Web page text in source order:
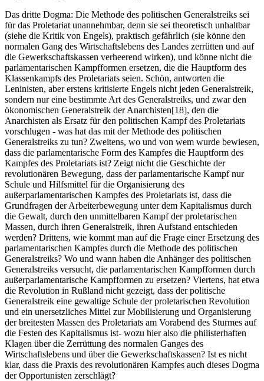
Das dritte Dogma: Die Methode des politischen Generalstreiks sei
für das Proletariat unannehmbar, denn sie sei theoretisch unhaltbar
(siehe die Kritik von Engels), praktisch gefährlich (sie könne den
normalen Gang des Wirtschaftslebens des Landes zerrütten und auf
die Gewerkschaftskassen verheerend wirken), und könne nicht die
parlamentarischen Kampfformen ersetzen, die die Hauptform des
Klassenkampfs des Proletariats seien. Schön, antworten die
Leninisten, aber erstens kritisierte Engels nicht jeden Generalstreik,
sondern nur eine bestimmte Art des Generalstreiks, und zwar den
ökonomischen Generalstreik der Anarchisten[18], den die
Anarchisten als Ersatz für den politischen Kampf des Proletariats
vorschlugen - was hat das mit der Methode des politischen
Generalstreiks zu tun? Zweitens, wo und von wem wurde bewiesen,
dass die parlamentarische Form des Kampfes die Hauptform des
Kampfes des Proletariats ist? Zeigt nicht die Geschichte der
revolutionären Bewegung, dass der parlamentarische Kampf nur
Schule und Hilfsmittel für die Organisierung des
außerparlamentarischen Kampfes des Proletariats ist, dass die
Grundfragen der Arbeiterbewegung unter dem Kapitalismus durch
die Gewalt, durch den unmittelbaren Kampf der proletarischen
Massen, durch ihren Generalstreik, ihren Aufstand entschieden
werden? Drittens, wie kommt man auf die Frage einer Ersetzung des
parlamentarischen Kampfes durch die Methode des politischen
Generalstreiks? Wo und wann haben die Anhänger des politischen
Generalstreiks versucht, die parlamentarischen Kampfformen durch
außerparlamentarische Kampfformen zu ersetzen? Viertens, hat etwa
die Revolution in Rußland nicht gezeigt, dass der politische
Generalstreik eine gewaltige Schule der proletarischen Revolution
und ein unersetzliches Mittel zur Mobilisierung und Organisierung
der breitesten Massen des Proletariats am Vorabend des Sturmes auf
die Festen des Kapitalismus ist- wozu hier also die philisterhaften
Klagen über die Zerrüttung des normalen Ganges des
Wirtschaftslebens und über die Gewerkschaftskassen? Ist es nicht
klar, dass die Praxis des revolutionären Kampfes auch dieses Dogma
der Opportunisten zerschlägt?